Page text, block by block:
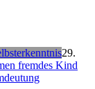
29.
fremdes Kind